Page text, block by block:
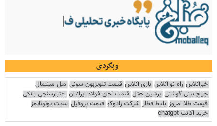
وبگردی
خبرآنلاین راه نو آنلاین بازی آنلاین قیمت تلویزیون سونی مبل مینیمال
جراح بینی گوشتی پرشین هتل قیمت آهن فولاد ایرانیان اعتبارسنجی بانکی
قیمت طلا امروز بلیط قطار شرکت رادوکو قیمت پروفیل سایت یوتوتایمز
خرید اکانت chatgpt